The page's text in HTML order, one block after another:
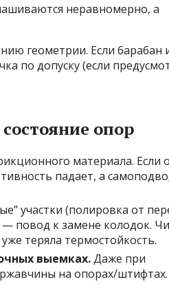
неравномерно, а
геометрии. Если барабан
по допуску (если
опор
материала. Если
падает, а
участки (полировка от
повод к замене колодок.
теряла термостойкость.
выемках.Даже при
на опорах/штифтах.